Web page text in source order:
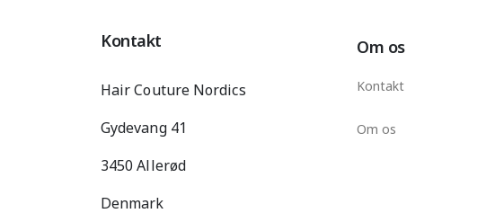
Kontakt
Hair Couture Nordics
Gydevang 41
3450 Allerød
Denmark
Om os
Kontakt
Om os